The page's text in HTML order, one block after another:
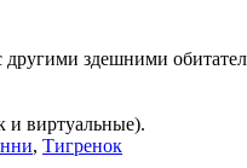
здешними
и виртуальные).
, Тигренок